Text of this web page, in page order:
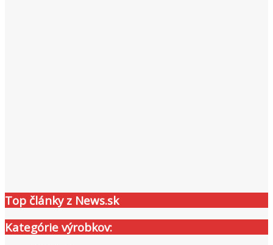
Top články z News.sk
Kategórie výrobkov: